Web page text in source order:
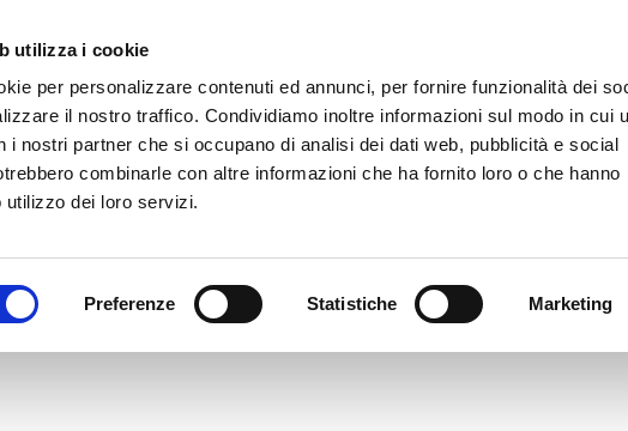
utilizza i cookie
per personalizzare contenuti ed annunci, per fornire funzionalità dei
il nostro traffico. Condividiamo inoltre informazioni sul modo in cui
i nostri partner che si occupano di analisi dei dati web, pubblicità e social
combinarle con altre informazioni che ha fornito loro o che hanno
utilizzo dei loro servizi.
Preferenze Statistiche Marketing
Company Our Brands Commitment News